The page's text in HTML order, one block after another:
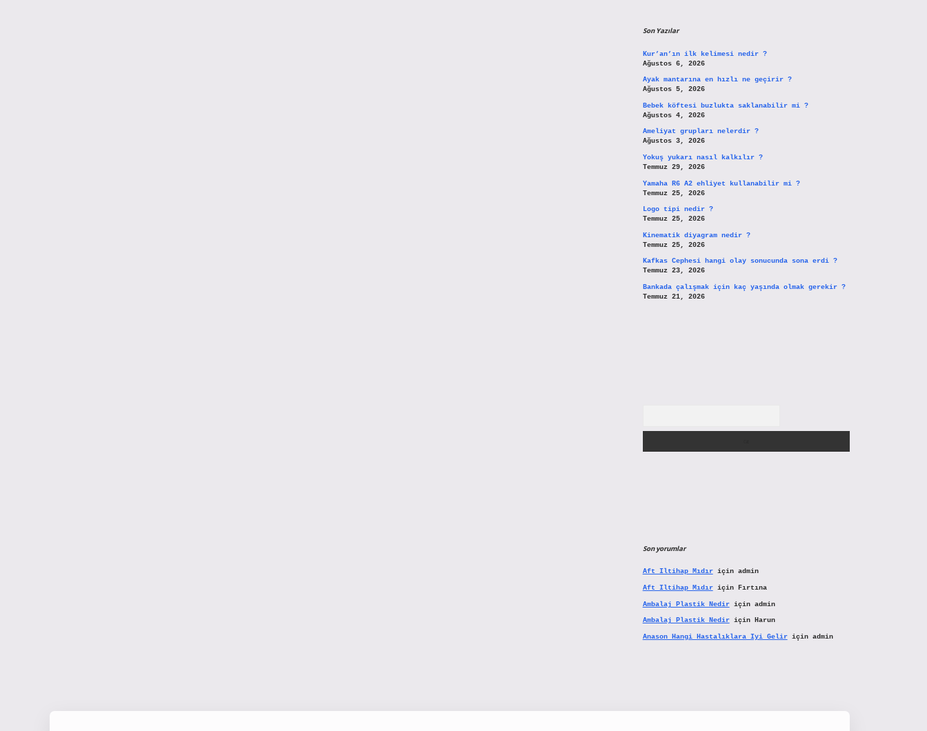
Son Yazılar
Kur’an’ın ilk kelimesi nedir ?
Ağustos 6, 2026
Ayak mantarına en hızlı ne geçirir ?
Ağustos 5, 2026
Bebek köftesi buzlukta saklanabilir mi ?
Ağustos 4, 2026
Ameliyat grupları nelerdir ?
Ağustos 3, 2026
Yokuş yukarı nasıl kalkılır ?
Temmuz 29, 2026
Yamaha R6 A2 ehliyet kullanabilir mi ?
Temmuz 25, 2026
Logo tipi nedir ?
Temmuz 25, 2026
Kinematik diyagram nedir ?
Temmuz 25, 2026
Kafkas Cephesi hangi olay sonucunda sona erdi ?
Temmuz 23, 2026
Bankada çalışmak için kaç yaşında olmak gerekir ?
Temmuz 21, 2026
Son yorumlar
Aft Iltihap Mıdıriçin admin
Aft Iltihap Mıdıriçin Fırtına
Ambalaj Plastik Nediriçin admin
Ambalaj Plastik Nediriçin Harun
Anason Hangi Hastalıklara Iyi Geliriçin admin